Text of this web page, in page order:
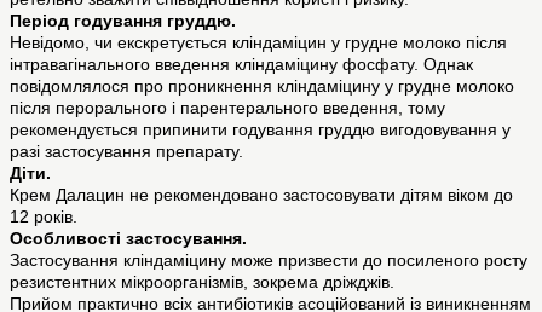
Період годування груддю.
Невідомо, чи екскретується кліндаміцин у грудне молоко після
інтравагінального введення кліндаміцину фосфату. Однак
повідомлялося про проникнення кліндаміцину у грудне молоко
після перорального і парентерального введення, тому
рекомендується припинити годування груддю вигодовування у
разі застосування препарату.
Діти.
Крем Далацин не рекомендовано застосовувати дітям віком до
12 років.
Особливості застосування.
Застосування кліндаміцину може призвести до посиленого росту
резистентних мікроорганізмів, зокрема дріжджів.
Прийом практично всіх антибіотиків асоційований із виникненням